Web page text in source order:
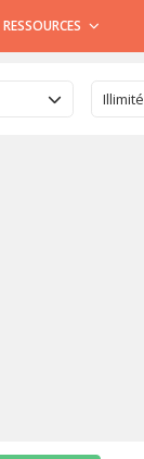
RESSOURCES
Illimité